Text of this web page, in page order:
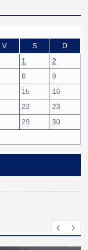
V S
D
1
2
8
9
15
16
22
23
29
30